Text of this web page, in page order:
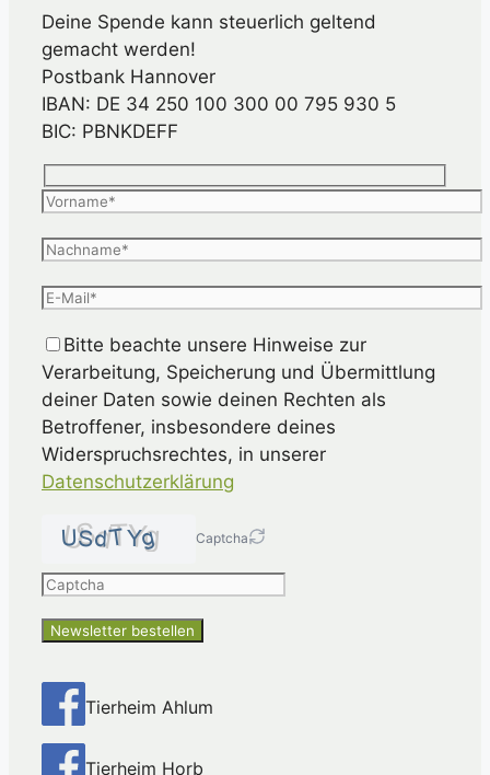
Deine Spende kann steuerlich geltend
gemacht werden!
Postbank Hannover
IBAN: DE 34 250 100 300 00 795 930 5
BIC: PBNKDEFF
Bitte beachte unsere Hinweise zur
Verarbeitung, Speicherung und Übermittlung
deiner Daten sowie deinen Rechten als
Betroffener, insbesondere deines
Widerspruchsrechtes, in unserer
Datenschutzerklärung
Captcha
Please
enter
characters
in
the
CAPTCHA
Tierheim Ahlum
Tierheim Horb